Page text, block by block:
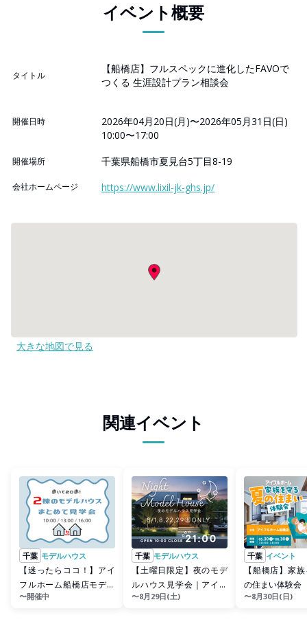
イベント概要
タイトル
【船橋店】フルスペックに進化したFAVOで
つくる 生涯設計プラン相談会
開催日時
2026年04月20日(月)〜2026年05月31日(日)
10:00〜17:00
開催場所 千葉県船橋市夏見台5丁目8-19
会社ホームページ https://www.lixil-jk-ghs.jp/
大きな地図で見る
関連イベント
千葉 モデルハウス
【迷ったらココ！】アイ
フルホーム船橋店モデル
ハウス ２棟同時見学会
〜開催中
千葉 モデルハウス
【土曜日限定】夜のモデ
ルハウス見学会｜アイフ
ルホーム船橋店
〜8月29日(土)
千葉 イベント
【船橋店】家
の住まい体験会
〜8月30日(日)